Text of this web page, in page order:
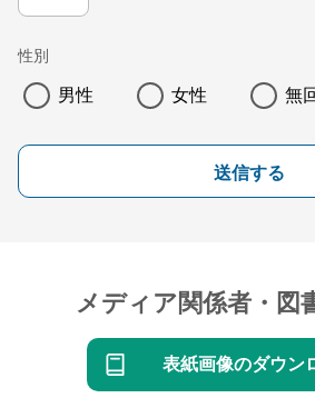
性別
男性 女性 無
送信する
メディア関係者・図
表紙画像のダウン